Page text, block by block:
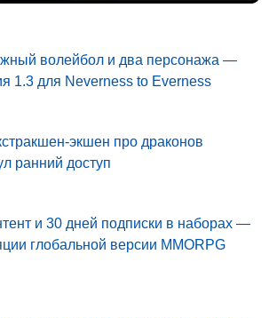
волейбол и два персонажа —
1.3 для Neverness to Everness
экшен про драконов
ранний доступ
и 30 дней подписки в наборах —
глобальной версии MMORPG